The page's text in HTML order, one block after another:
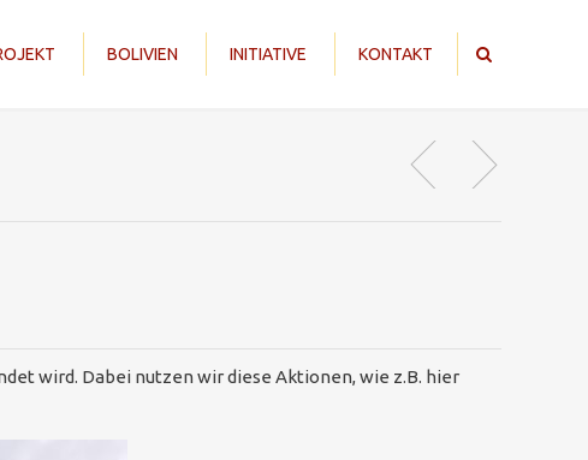
BOLIVIEN INITIATIVE KONTAKT
wird. Dabei nutzen wir diese Aktionen, wie z.B. hier